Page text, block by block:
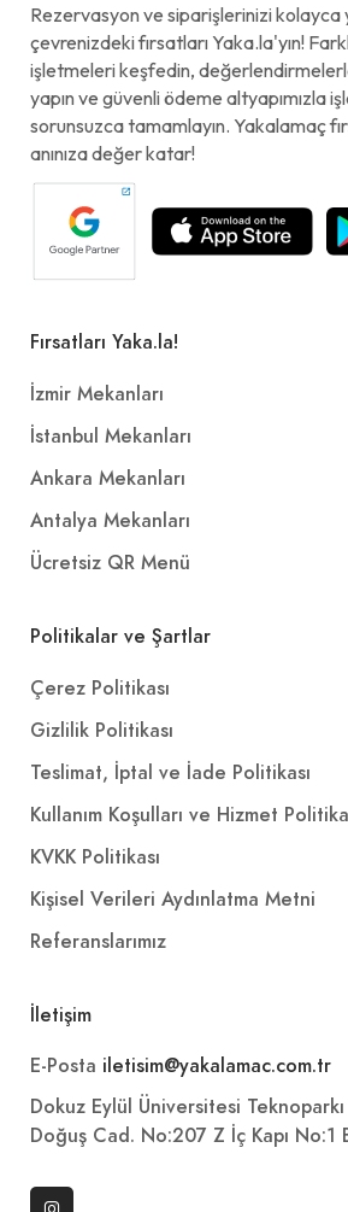
Rezervasyon ve siparişlerinizi kolayca
çevrenizdeki fırsatları Yaka.la'yın!
işletmeleri keşfedin,
yapın ve güvenli ödeme altyapımızla
sorunsuzca tamamlayın. Yakalamaç
anınıza değer katar!
Fırsatları Yaka.la!
İzmir Mekanları
İstanbul Mekanları
Ankara Mekanları
Antalya Mekanları
Ücretsiz QR Menü
Politikalar ve Şartlar
Çerez Politikası
Gizlilik Politikası
Teslimat, İptal ve İade Politikası
Kullanım Koşulları ve Hizmet
KVKK Politikası
Kişisel Verileri Aydınlatma Metni
Referanslarımız
İletişim
E-Posta iletisim@yakalamac.com.tr
Dokuz Eylül Üniversitesi
Doğuş Cad. No:207 Z İç Kapı No:1